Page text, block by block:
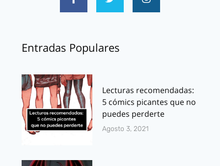
Entradas Populares
Lecturas recomendadas:
5 cómics picantes que no
puedes perderte
Agosto 3, 2021